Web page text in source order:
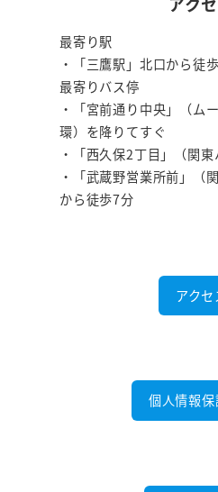
最寄り駅
・「三鷹駅」北口から徒
最寄りバス停
・「宮前通り中央」（ム
環）を降りてすぐ
・「西久保2丁目」（関
・「武蔵野営業所前」（
から徒歩7分
アクセ
個人情報